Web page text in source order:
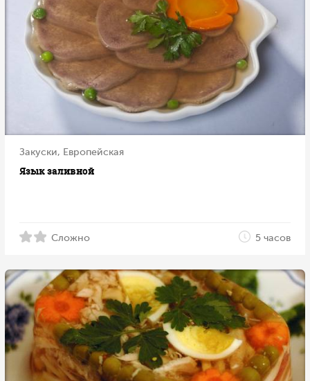
Закуски, Европейская
Язык заливной
Сложно 5 часов